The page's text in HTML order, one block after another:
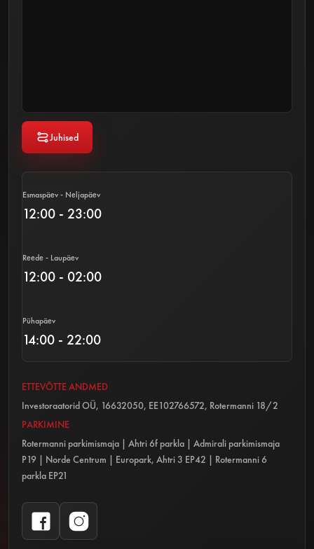
Juhised
Esmaspäev - Neljapäev
12:00 - 23:00
Reede - Laupäev
12:00 - 02:00
Pühapäev
14:00 - 22:00
ETTEVÕTTE ANDMED
Investoraatorid OÜ, 16632050, EE102766572, Rotermanni 18/2
PARKIMINE
Rotermanni parkimismaja | Ahtri 6f parkla | Admirali parkimismaja
P19 | Norde Centrum | Europark, Ahtri 3 EP42 | Rotermanni 6
parkla EP21